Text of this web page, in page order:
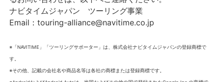
ナビタイムジャパン ツーリング事業
Email：touring-alliance@navitime.co.jp
※「NAVITIME」「ツーリングサポーター」は、株式会社ナビタイムジャパンの登録商標で
す。
※その他、記載の会社名や商品名等は各社の商標または登録商標です。